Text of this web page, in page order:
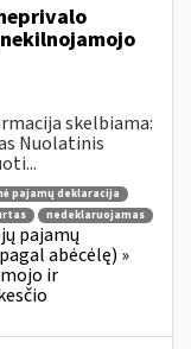
skelbiama:
Nuolatinis
pajamų deklaracija
nedeklaruojamas
pajamų
abėcėlę) »
ir